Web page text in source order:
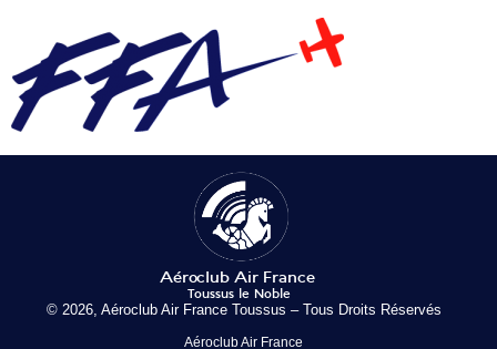
© 2026, Aéroclub Air France Toussus – Tous Droits Réservés
Aéroclub Air France